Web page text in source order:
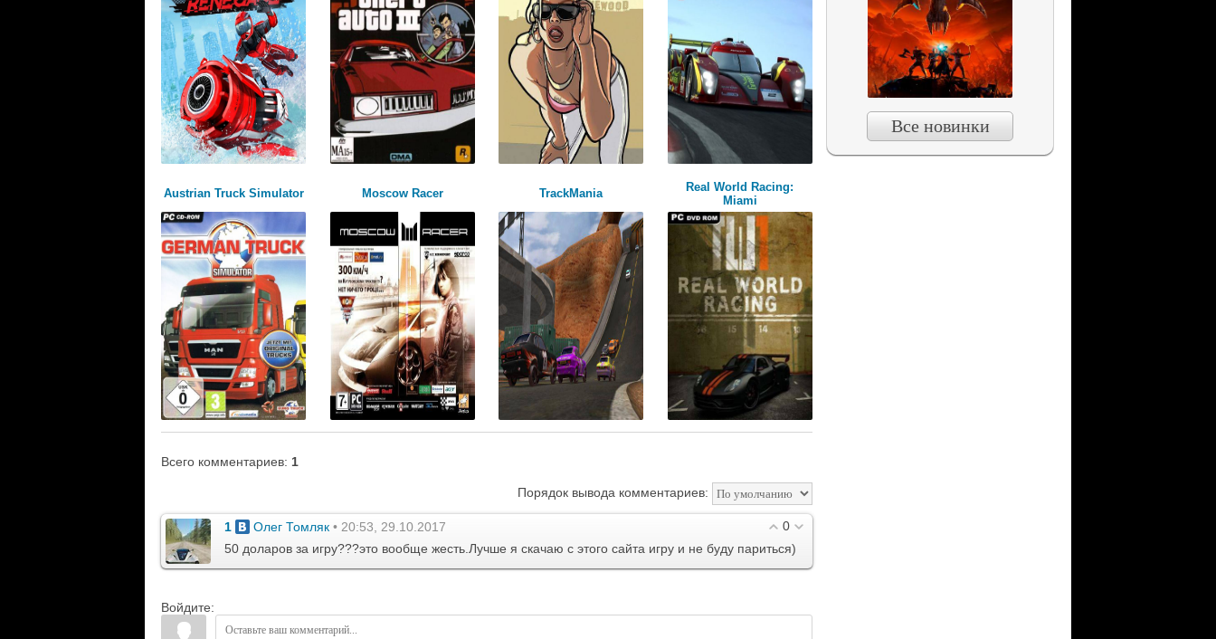
Austrian Truck Simulator Moscow Racer TrackMania
Real World Racing:
Miami
Всего комментариев: 1
Порядок вывода комментариев:
0
1 Олег Томляк • 20:53, 29.10.2017
50 доларов за игру???это вообще жесть.Лучше я скачаю с этого сайта игру и не буду париться)
Войдите:
Все новинки